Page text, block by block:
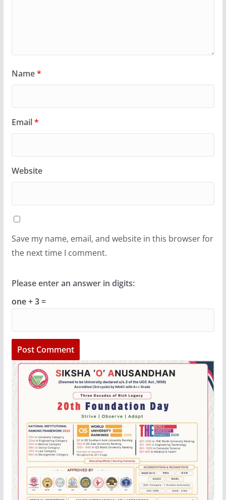
Name*
Email*
Website
Save my name, email, and website in this browser for
the next time I comment.
Please enter an answer in digits:
one + 3 =